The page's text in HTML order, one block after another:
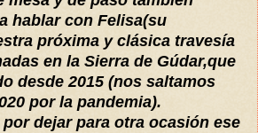
hablar con Felisa(su
próxima y clásica travesía
en la Sierra de Gúdar,que
desde 2015 (nos saltamos
por la pandemia).
dejar para otra ocasión ese